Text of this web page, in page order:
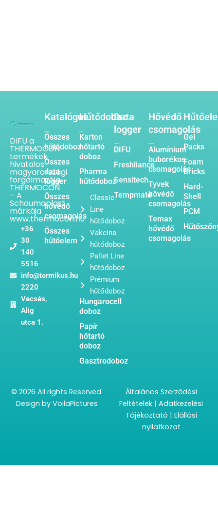
DIFU a
THERMOCON
termékek
hivatalos
magyarországi
forgalmazója.
THERMOCON
– A
Schaumaplast
márkája
www.thermocon.hu
+36
30
140
5516
info@termikus.hu
2220
Vecsés,
Alig
utca 1.
Katalógus
Összes
hűtődoboz
Összes
data
logger
Összes
hővédő
csomagolás
Összes
hűtőelem
Hűtődoboz
Karton
hőtartó
doboz
Pharma
hűtődoboz
Classic
Line
hűtődoboz
Vakcina
hűtődoboz
Pallet Line
hűtődoboz
Prémium
hűtődoboz
Hungarocell
doboz
Papír
hőtartó
doboz
Gasztrodoboz
Data
logger
DIFU
Freshliance
Sensitech
Tempmate
Hővédő
csomagolás
Alumínium
buborékos
csomagolás
Tyvek
hővédő
csomagolás
Temax
hővédő
csomagolás
Gel
Packs
Foam
Bricks
Hard-
Shell
PCM
© 2026 All rights Reserved.
Design by VoilaPictures
Általános Szerződési
Feltételek | Adatkezelési
Tájékoztató | Elállási
nyilatkozat